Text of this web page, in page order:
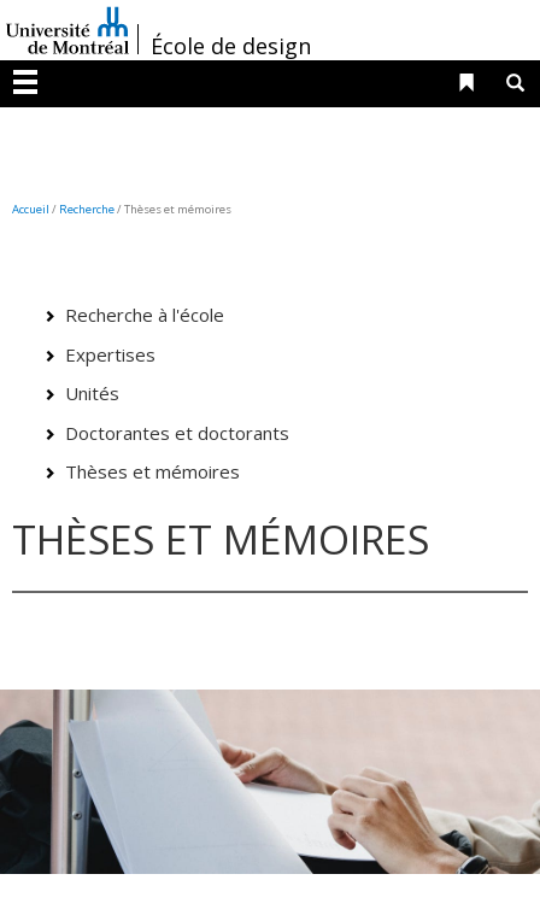
au
contenu
/École de design
Menu
Liens
Accueil / Recherche/Thèses et mémoires
Recherche à l'école
Expertises
Unités
Doctorantes et doctorants
Thèses et mémoires
THÈSES ET MÉMOIRES